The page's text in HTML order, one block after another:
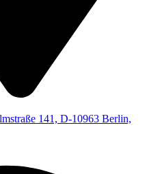
141, D-10963 Berlin,